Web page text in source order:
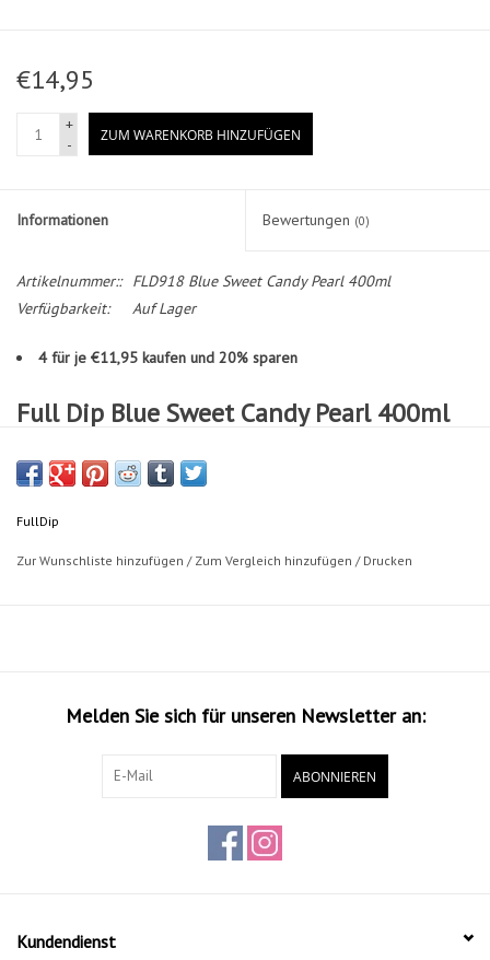
€14,95
+
-
ZUM WARENKORB HINZUFÜGEN
Informationen Bewertungen (0)
Artikelnummer::
FLD918 Blue Sweet Candy Pearl 400ml
Verfügbarkeit:
Auf Lager
4 für je €11,95 kaufen und 20% sparen
Full Dip Blue Sweet Candy Pearl 400ml
Full Dip. Each Candy Pearl reflected differently in sunlight, offering a
improve the final color.
All Full Dip Candy Sprays are formulated for good resistance to UV
Our long research process makes us pioneers in the liquid vinyl.
Liquid Vinyl application means spray that once dry becomes a tough
No cracks or peels off with the time.
FullDip
Zur Wunschliste hinzufügen / Zum Vergleich hinzufügen / Drucken
Melden Sie sich für unseren Newsletter an:
ABONNIEREN
Kundendienst